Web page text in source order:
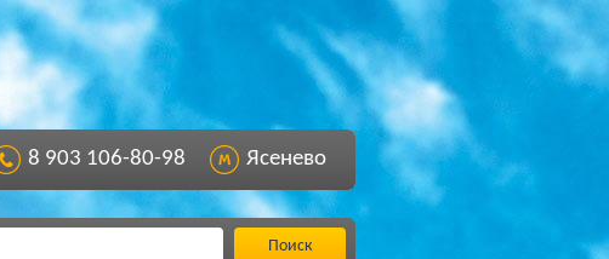
8 903 106-80-98 Ясенево
Поиск